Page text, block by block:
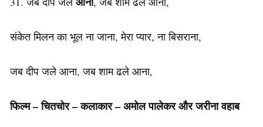
संकेत मिलन का भूल ना जाना, मेरा प्यार, ना बिसराना,
जब दीप जले आना, जब शाम ढले आना,
फिल्म – चितचोर – कलाकार – अमोल पालेकर और जरीना वहाब